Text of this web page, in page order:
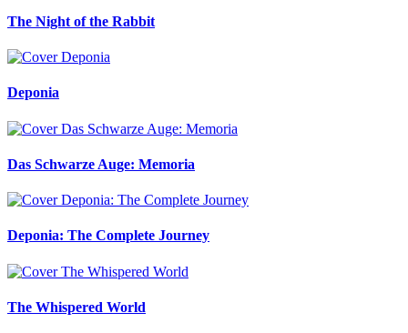
The Night of the Rabbit
Deponia
Das Schwarze Auge: Memoria
Deponia: The Complete Journey
The Whispered World